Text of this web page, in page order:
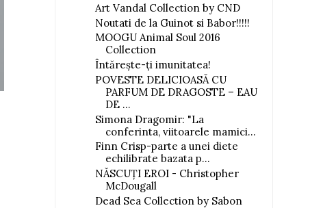
Art Vandal Collection by CND
Noutati de la Guinot si Babor!!!!!
MOOGU Animal Soul 2016
Collection
Întăreşte-ţi imunitatea!
POVESTE DELICIOASĂ CU
PARFUM DE DRAGOSTE – EAU
DE ...
Simona Dragomir: "La
conferinta, viitoarele mamici...
Finn Crisp-parte a unei diete
echilibrate bazata p...
NĂSCUŢI EROI - Christopher
McDougall
Dead Sea Collection by Sabon